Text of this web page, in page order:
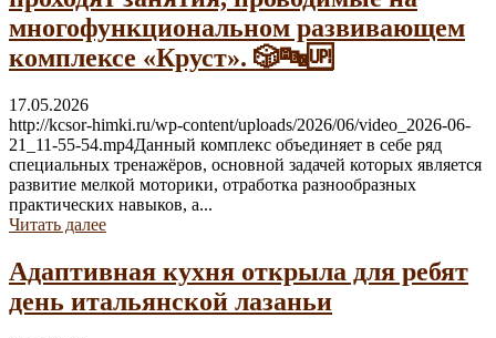
многофункциональном развивающем
комплексе «Круст». 🎲🔤🆙
17.05.2026
http://kcsor-himki.ru/wp-content/uploads/2026/06/video_2026-06-
21_11-55-54.mp4Данный комплекс объединяет в себе ряд
специальных тренажёров, основной задачей которых является
развитие мелкой моторики, отработка разнообразных
практических навыков, а...
Читать далее
Адаптивная кухня открыла для ребят
день итальянской лазаньи